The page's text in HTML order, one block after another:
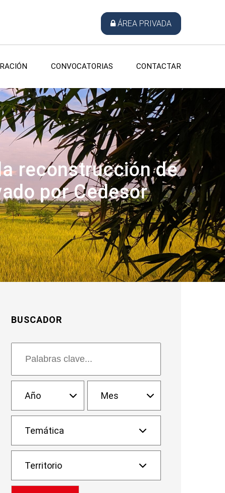
ÁREA PRIVADA
CONVOCATORIAS CONTACTAR
reconstrucción de
por Cedesor
BUSCADOR